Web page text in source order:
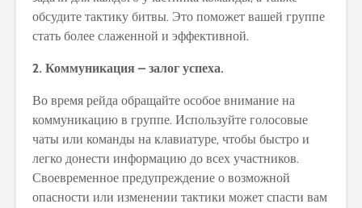
обсудите тактику битвы. Это поможет вашей группе
стать более слаженной и эффективной.
2. Коммуникация – залог успеха.
Во время рейда обращайте особое внимание на
коммуникацию в группе. Используйте голосовые
чаты или команды на клавиатуре, чтобы быстро и
легко донести информацию до всех участников.
Своевременное предупреждение о возможной
опасности или изменении тактики может спасти вам